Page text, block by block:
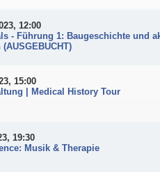
12:00
- Führung 1: Baugeschichte und
15:00
| Medical History Tour
19:30
Musik & Therapie